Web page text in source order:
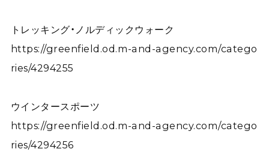
トレッキング・ノルディックウォーク
https://greenfield.od.m-and-agency.com/catego
ries/4294255
ウインタースポーツ
https://greenfield.od.m-and-agency.com/catego
ries/4294256